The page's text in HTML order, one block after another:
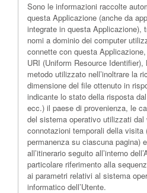
Sono le informazioni raccolte
questa Applicazione (anche da
integrate in questa Applicazione),
nomi a dominio dei computer
connette con questa
URI (Uniform Resource Identifier),
metodo utilizzato nell’inoltrare la
dimensione del file ottenuto in
indicante lo stato della risposta
ecc.) il paese di provenienza, le
del sistema operativo utilizzati
connotazioni temporali della visita
permanenza su ciascuna pagina)
all’itinerario seguito all’interno
particolare riferimento alla
ai parametri relativi al sistema
informatico dell’Utente.